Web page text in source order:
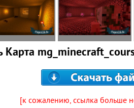
Карта
[к сожалению, ссылка больше